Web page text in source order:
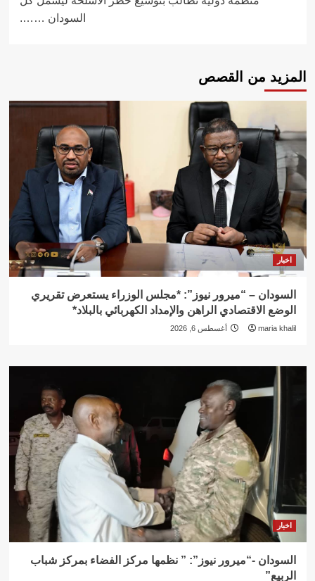
السودان …….
المزيد من القصص
اخبار
السودان – “ميرور نيوز”: *مجلس الوزراء يستعرض تقريري
الوضع الاقتصادي الراهن والإمداد الكهربائي بالبلاد*
maria khalil أغسطس 6, 2026
اخبار
السودان -“ميرور نيوز”: ” نظمها مركز الفضاء بمركز شباب
الربيع”